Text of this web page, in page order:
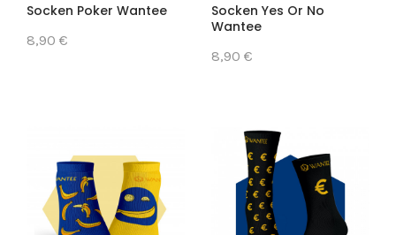
Socken Poker Wantee
8,90 €
Socken Yes Or No
Wantee
8,90 €